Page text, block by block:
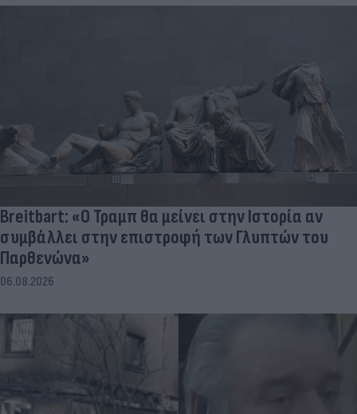
Breitbart: «Ο Τραμπ θα μείνει στην Ιστορία αν
συμβάλλει στην επιστροφή των Γλυπτών του
Παρθενώνα»
06.08.2026